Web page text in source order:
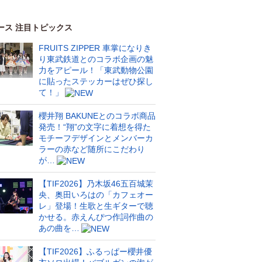
ス 注目トピックス
FRUITS ZIPPER 車掌になりき
り東武鉄道とのコラボ企画の魅
力をアピール！「東武動物公園
に貼ったステッカーはぜひ探し
て！」
櫻井翔 BAKUNEとのコラボ商品
発売！“翔”の文字に着想を得た
モチーフデザインとメンバーカ
ラーの赤など随所にこだわり
が…
【TIF2026】乃木坂46五百城茉
央、奥田いろはの「カフェオー
レ」登場！生歌と生ギターで聴
かせる。赤えんぴつ作詞作曲の
あの曲を…
【TIF2026】ふるっぱー櫻井優